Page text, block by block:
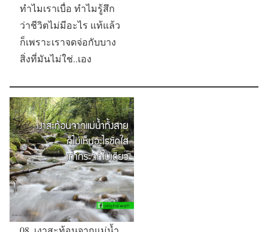
ทำไมเราเบื่อ ทำไมรู้สึก
ว่าชีวิตไม่มีอะไร แท้แล้ว
ก็เพราะเราจดจ่อกับบาง
สิ่งที่มันไม่ใช่..เอง